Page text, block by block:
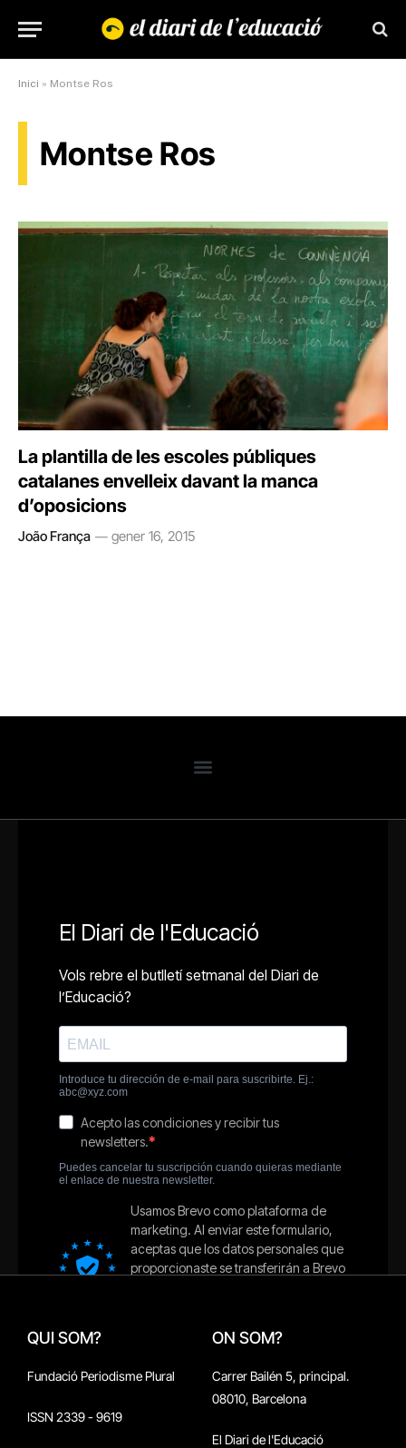
Inici » Montse Ros
Montse Ros
La plantilla de les escoles públiques
catalanes envelleix davant la manca
d’oposicions
João França gener 16, 2015
QUI SOM?
Fundació Periodisme Plural
ISSN 2339 - 9619
ON SOM?
Carrer Bailén 5, principal.
08010, Barcelona
El Diari de l'Educació